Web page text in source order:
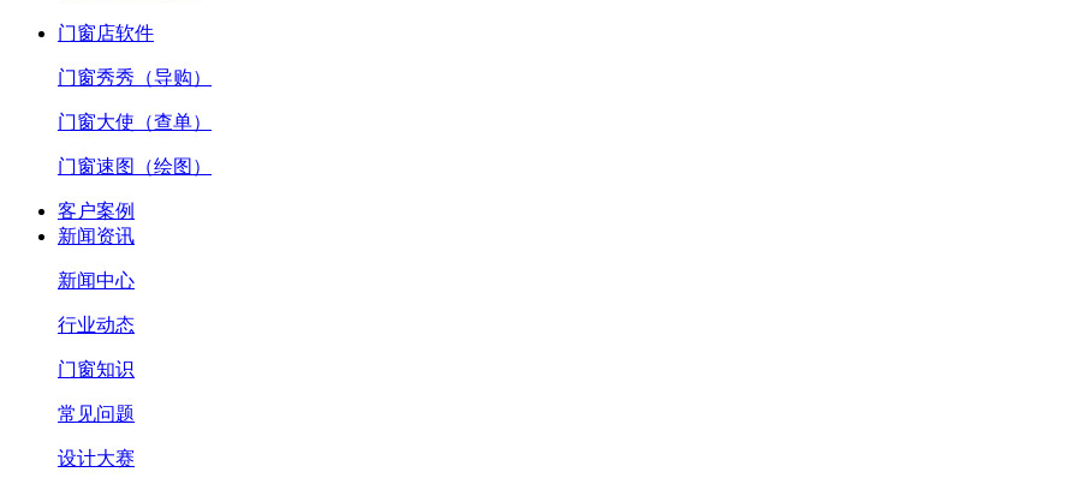
门窗店软件
门窗秀秀（导购）
门窗大使（查单）
门窗速图（绘图）
客户案例
新闻资讯
新闻中心
行业动态
门窗知识
常见问题
设计大赛